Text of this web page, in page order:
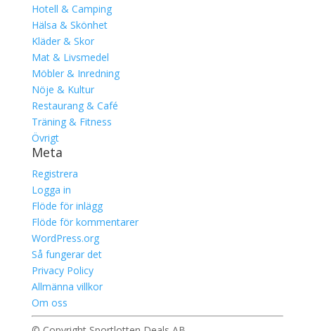
Hotell & Camping
Hälsa & Skönhet
Kläder & Skor
Mat & Livsmedel
Möbler & Inredning
Nöje & Kultur
Restaurang & Café
Träning & Fitness
Övrigt
Meta
Registrera
Logga in
Flöde för inlägg
Flöde för kommentarer
WordPress.org
Så fungerar det
Privacy Policy
Allmänna villkor
Om oss